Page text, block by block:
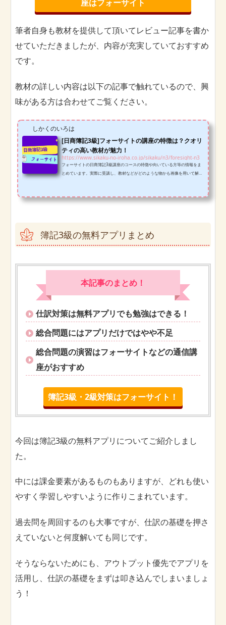
座はフォーサイト
筆者自身も教材を提供して頂いてレビュー記事を書か
せていただきましたが、内容が充実していておすすめ
です。
教材の詳しい内容は以下の記事で触れているので、興
味がある方は合わせてご覧ください。
しかくのいろは
[日商簿記3級]フォーサイトの講座の特徴は？クオリ
ティの高い教材が魅力！
https://www.sikaku-no-iroha.co.jp/sikaku/n3/foresight-n3
フォーサイトの日商簿記3級講座のコースの特徴や向いている方等の情報をま
とめています。実際に受講し、教材などがどのような物かも画像を用いて解説
簿記3級の無料アプリまとめ
本記事のまとめ！
仕訳対策は無料アプリでも勉強はできる！
総合問題にはアプリだけではやや不足
総合問題の演習はフォーサイトなどの通信講
座がおすすめ
簿記3級・2級対策はフォーサイト！
今回は簿記3級の無料アプリについてご紹介しまし
た。
中には課金要素があるものもありますが、どれも使い
やすく学習しやすいように作りこまれています。
過去問を周回するのも大事ですが、仕訳の基礎を押さ
えていないと何度解いても同じです。
そうならないためにも、アウトプット優先でアプリを
活用し、仕訳の基礎をまずは叩き込んでしまいましょ
う！